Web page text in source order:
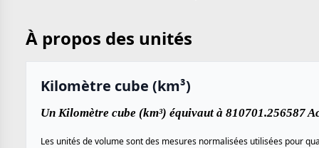
À propos des unités
Kilomètre cube (km³)
Un Kilomètre cube (km³) équivaut à 810701.256587
Les unités de volume sont des mesures normalisées utilisées pour